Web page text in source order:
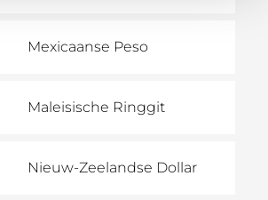
Mexicaanse Peso
Maleisische Ringgit
Nieuw-Zeelandse Dollar